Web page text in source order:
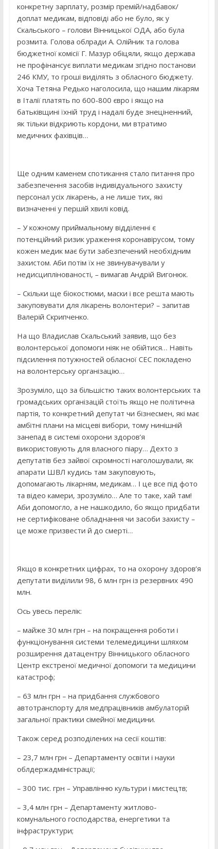
конкретну зарплату, розмір премій/надбавок/
доплат медикам, відповіді або не було, як у
Скальського – голови Вінницької ОДА, або була
розмита. Голова облради А. Олійник та голова
бюджетної комісії Г. Мазур обіцяли, якщо держава
не профінансує виплати медикам згідно постанови
246 КМУ, то гроші виділять з обласного бюджету.
Хоча Тетяна Редько наголосила, що нашим лікарям
в Італії платять по 600-800 євро і якщо на
батьківщині їхній труд і надалі буде знеціненний,
як тільки відкриють кордони, ми втратимо
медичних фахівців…
Ще одним каменем спотикання стало питання про
забезпечення засобів індивідуального захисту
персонал усіх лікарень, а не лише тих, які
визначенні у першій хвилі ковід.
– У кожному приймальному відділенні є
потенційний ризик ураження коронавірусом, тому
кожен медик має бути забезпечений необхідним
захистом. Аби потім їх не звинувачували у
недисциплінованості, – вимагав Андрій Вигонюк.
– Скільки ще біокостюми, маски і все решта мають
закуповувати для лікарень волонтери? – запитав
Валерій Скрипченко.
На що Владислав Скальський заявив, що без
волонтерської допомоги ніяк не обійтися… Навіть
підсилення потужностей обласної СЕС покладено
на волонтерську організацію…
Зрозуміло, що за більшістю таких волонтерських та
громадських організацій стоїть якщо не політична
партія, то конкретний депутат чи бізнесмен, які має
амбітні плани на місцеві вибори, тому нинішній
занепад в системі охорони здоров’я
використовують для власного піару… Дехто з
депутатів без зайвої скромності наголошували, як
апарати ШВЛ кудись там закуповують,
допомагають лікарням, медикам… І це все під фото
та відео камери, зрозуміло… Але то таке, хай там!
Аби допомогло, а не нашкодило, бо якщо придбати
не сертифіковане обладнання чи засоби захисту –
це може призвести й до смерті…
Якщо в конкретних цифрах, то на охорону здоров’я
депутати виділили 98, 6 млн грн із резервних 490
млн.
Ось увесь перелік:
– майже 30 млн грн – на покращення роботи і
функціонування системи телемедицини шляхом
розширення датацентру Вінницького обласного
Центр екстреної медичної допомоги та медицини
катастроф;
– 63 млн грн – на придбання службового
автотранспорту для медпрацівників амбулаторій
загальної практики сімейної медицини.
Також серед розподілених на сесії коштів:
– 23,7 млн грн – Департаменту освіти і науки
облдержадміністрації;
– 300 тис. грн – Управлінню культури і мистецтв;
– 3,4 млн грн – Департаменту житлово-
комунального господарства, енергетики та
інфраструктури;